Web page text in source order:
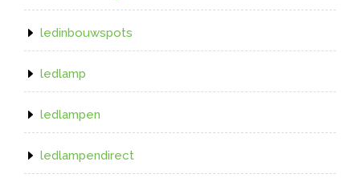
ledinbouwspots
ledlamp
ledlampen
ledlampendirect